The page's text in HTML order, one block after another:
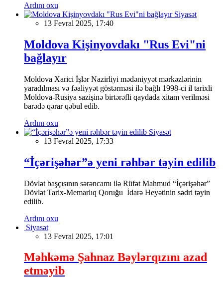
Ardını oxu
Siyasət
13 Fevral 2025, 17:40
Moldova Kişinyovdakı "Rus Evi"ni
bağlayır
Moldova Xarici İşlər Nazirliyi mədəniyyət mərkəzlərinin
yaradılması və fəaliyyət göstərməsi ilə bağlı 1998-ci il tarixli
Moldova-Rusiya sazişinə birtərəfli qaydada xitam verilməsi
barədə qərar qəbul edib.
Ardını oxu
Siyasət
13 Fevral 2025, 17:33
“İçərişəhər”ə yeni rəhbər təyin edilib
Dövlət başçısının sərəncamı ilə Rüfət Mahmud “İçərişəhər”
Dövlət Tarix-Memarlıq Qoruğu İdarə Heyətinin sədri təyin
edilib.
Ardını oxu
Siyasət
13 Fevral 2025, 17:01
Məhkəmə Şahnaz Bəylərqızını azad
etməyib